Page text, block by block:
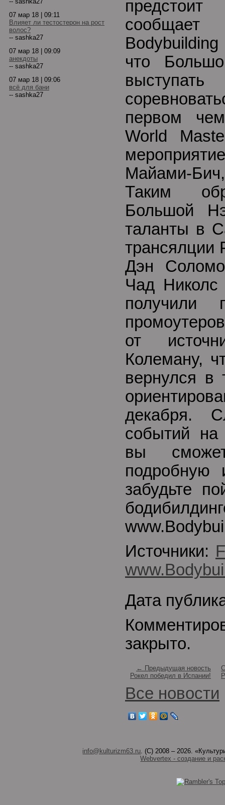
07 мар 18 | 09:11
Влияет ли тестостерон на рост
волос?
-- sashka27
07 мар 18 | 09:09
анекдоты
-- sashka27
07 мар 18 | 09:06
всё для бани
-- sashka27
что
первом
World
Майами-
Таким
Большой
таланты в
трансялции
Дэн
Чад
получили
от
Колеману,
вернулся в
декабря.
событий на
вы
забудьте
Источники:
Дата
закрыто.
← Предыдущая новость
Рокел победил в Испании!
Все новости
info@kulturizm63.ru. (C) 2008 – 2026.
Webvertex - создание и